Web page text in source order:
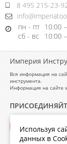
8 495 215-23-
пн - пт 10:00
сб - вс
10:00
Империя
Вся информация на
инструмента.
Информация на сайте
Используя
данных в